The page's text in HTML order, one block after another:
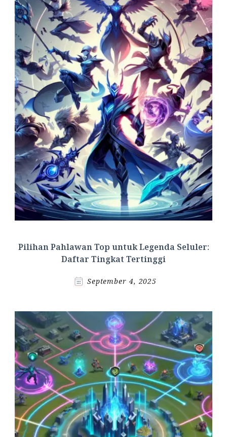
Pilihan Pahlawan Top untuk Legenda Seluler:
Daftar Tingkat Tertinggi
September 4, 2025